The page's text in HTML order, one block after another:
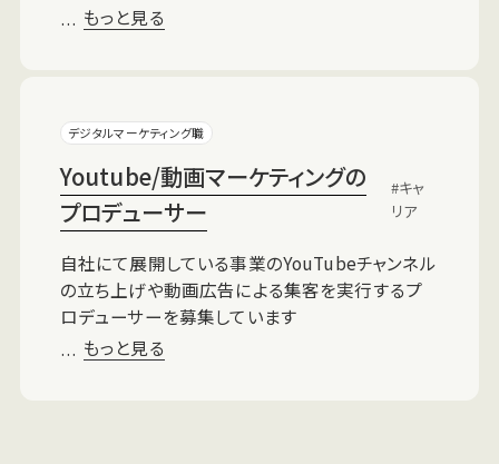
… もっと見る
デジタルマーケティング職
Youtube/動画マーケティングの
プロデューサー
キャ
リア
自社にて展開している事業のYouTubeチャンネル
の立ち上げや動画広告による集客を実行するプ
ロデューサーを募集しています
… もっと見る